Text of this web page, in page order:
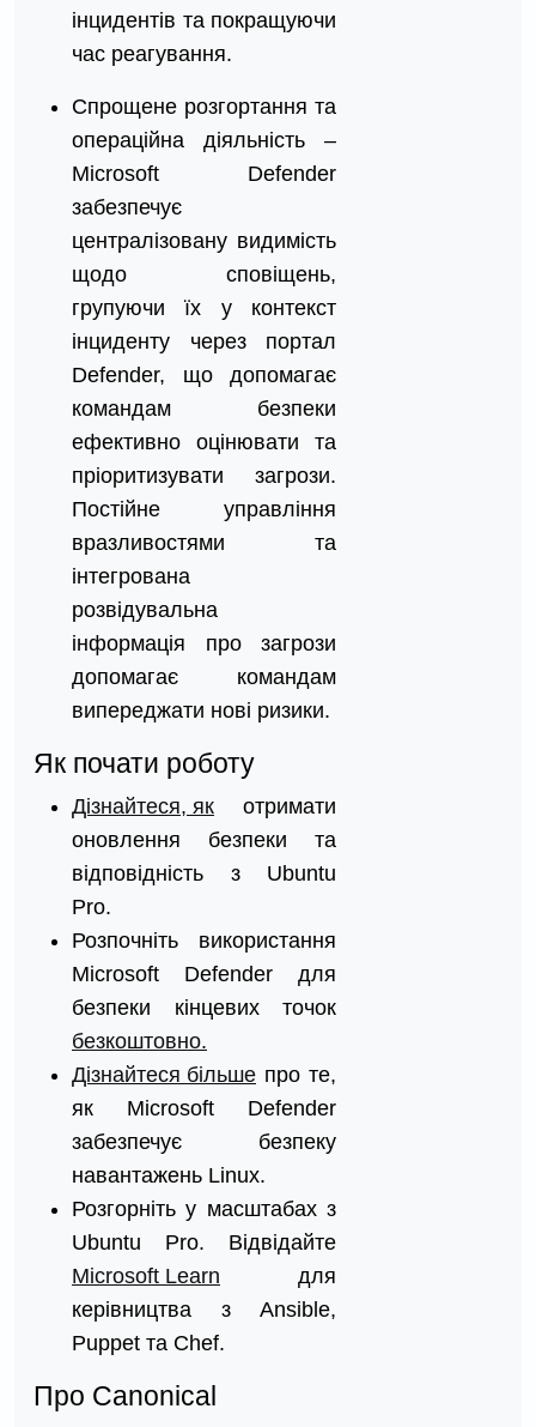
інцидентів та покращуючи
час реагування.
Спрощене розгортання та
операційна діяльність –
Microsoft Defender
забезпечує
централізовану видимість
щодо сповіщень,
групуючи їх у контекст
інциденту через портал
Defender, що допомагає
командам безпеки
ефективно оцінювати та
пріоритизувати загрози.
Постійне управління
вразливостями та
інтегрована
розвідувальна
інформація про загрози
допомагає командам
випереджати нові ризики.
Як почати роботу
Дізнайтеся, як отримати
оновлення безпеки та
відповідність з Ubuntu
Pro.
Розпочніть використання
Microsoft Defender для
безпеки кінцевих точок
безкоштовно.
Дізнайтеся більше про те,
як Microsoft Defender
забезпечує безпеку
навантажень Linux.
Розгорніть у масштабах з
Ubuntu Pro. Відвідайте
Microsoft Learn для
керівництва з Ansible,
Puppet та Chef.
Про Canonical